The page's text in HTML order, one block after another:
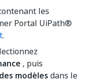
les
Portal UiPath®
.
, puis
modèles dans le